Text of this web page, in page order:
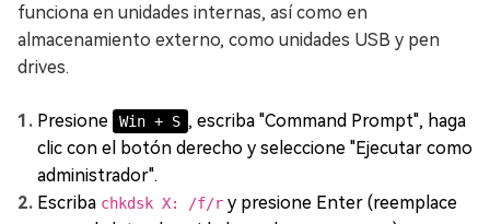
funciona en unidades internas, así como en
almacenamiento externo, como unidades USB y pen
drives.
Presione Win + S , escriba "Command Prompt", haga
clic con el botón derecho y seleccione "Ejecutar como
administrador".
Escriba chkdsk X: /f/r y presione Enter (reemplace